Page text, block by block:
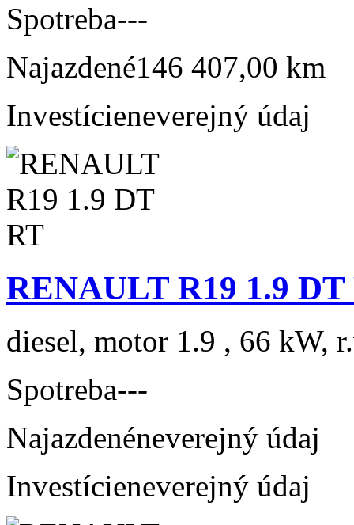
Spotreba---
Najazdené146 407,00 km
Investícieneverejný údaj
RENAULT R19 1.9 DT
diesel, motor 1.9 , 66 kW,
Spotreba---
Najazdenéneverejný údaj
Investícieneverejný údaj